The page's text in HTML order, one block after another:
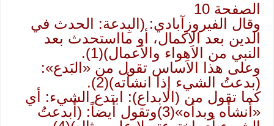
الصفحة 10
وقال الفيروزآبادي: (البِدعة: الحدث في
الدين بعد الاكمال، أو مااستحدث بعد
النبي من الاَهواء والاَعمال)(1).
وعلى هذا الاَساس تقول من «البَدع»:
(بدعتُ الشيء إذا انشأته)(2).
كما تقول من (الابداع): ابتدع الشيء: أي
«أنشأه وبدأه»(3)وتقول أيضاً: (أبدعتُ